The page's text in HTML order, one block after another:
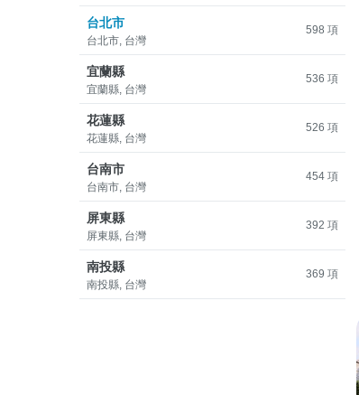
台北市
台北市, 台灣
598 項
宜蘭縣
宜蘭縣, 台灣
536 項
花蓮縣
花蓮縣, 台灣
526 項
台南市
台南市, 台灣
454 項
屏東縣
屏東縣, 台灣
392 項
南投縣
南投縣, 台灣
369 項